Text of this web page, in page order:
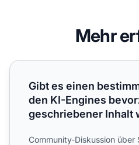
Mehr
Gibt es einen bestimmten
Gibt es einen
den KI-Engines
geschriebener Inhalt
Community-Diskussion